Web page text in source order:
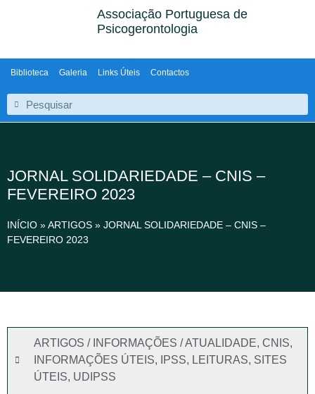
Associação Portuguesa de
Psicogerontologia
Biblioteca Galeria Links Úteis Contactos
JORNAL SOLIDARIEDADE – CNIS –
FEVEREIRO 2023
INÍCIO »ARTIGOS » JORNAL SOLIDARIEDADE – CNIS –
FEVEREIRO 2023
ARTIGOS / INFORMAÇÕES / ATUALIDADE, CNIS,
INFORMAÇÕES ÚTEIS, IPSS, LEITURAS, SITES
ÚTEIS, UDIPSS